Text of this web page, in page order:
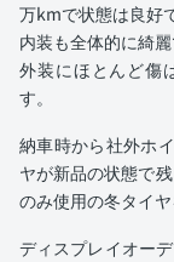
万kmで状態は良好
内装も全体的に綺麗
外装にほとんど傷
す。
納車時から社外ホ
ヤが新品の状態で
のみ使用の冬タイ
ディスプレイオー